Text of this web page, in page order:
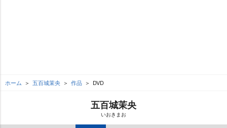
ホーム 五百城茉央 作品 DVD
五百城茉央
いおきまお